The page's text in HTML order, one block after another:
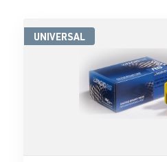
UNIVERSAL